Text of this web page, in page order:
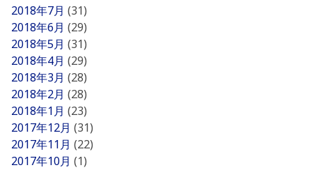
2018年7月 (31)
2018年6月 (29)
2018年5月 (31)
2018年4月 (29)
2018年3月 (28)
2018年2月 (28)
2018年1月 (23)
2017年12月 (31)
2017年11月 (22)
2017年10月 (1)